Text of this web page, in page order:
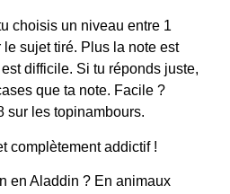
choisis un niveau entre 1
le sujet tiré. Plus la note est
difficile. Si tu réponds juste,
que ta note. Facile ?
sur les topinambours.
complètement addictif !
en Aladdin ? En animaux